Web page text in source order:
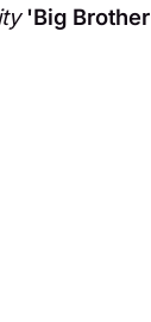
'Big Brother